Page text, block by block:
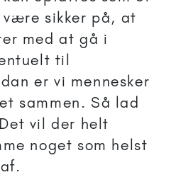
sikker på, at
med at gå i
til
er vi mennesker
sammen. Så lad
vil der helt
noget som helst